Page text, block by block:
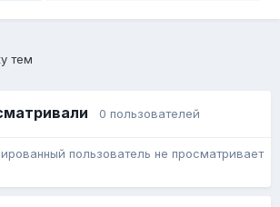
тем
0 пользователей
пользователь не просматривает